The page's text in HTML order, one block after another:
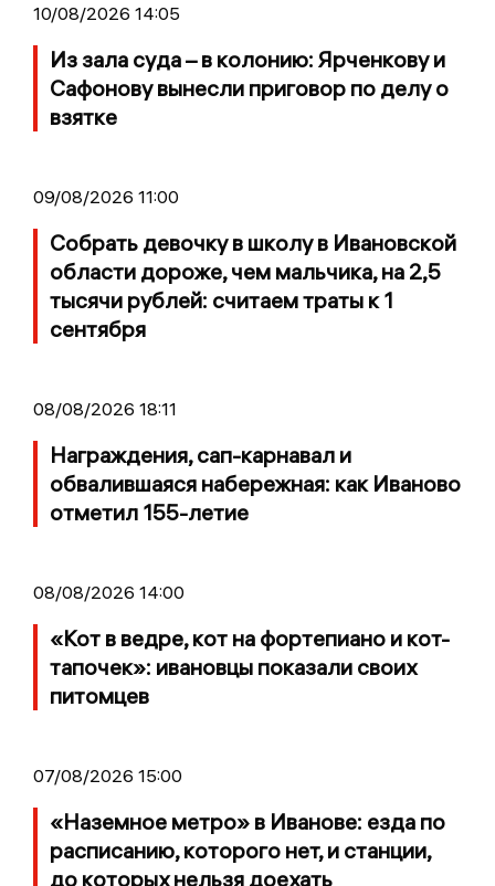
10/08/2026 14:05
Из зала суда – в колонию: Ярченкову и
Сафонову вынесли приговор по делу о
взятке
09/08/2026 11:00
Собрать девочку в школу в Ивановской
области дороже, чем мальчика, на 2,5
тысячи рублей: считаем траты к 1
сентября
08/08/2026 18:11
Награждения, сап-карнавал и
обвалившаяся набережная: как Иваново
отметил 155-летие
08/08/2026 14:00
«Кот в ведре, кот на фортепиано и кот-
тапочек»: ивановцы показали своих
питомцев
07/08/2026 15:00
«Наземное метро» в Иванове: езда по
расписанию, которого нет, и станции,
до которых нельзя доехать